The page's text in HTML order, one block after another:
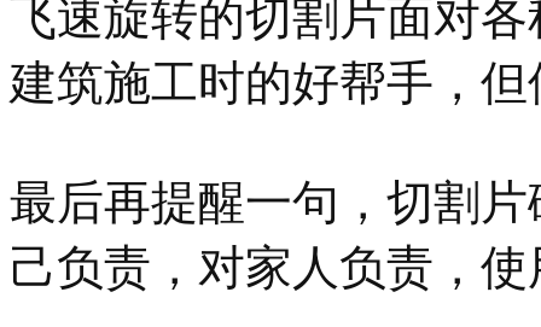
飞速旋转的切割片面对
建筑施工时的好帮手，
最后再提醒一句，切割
己负责，对家人负责，